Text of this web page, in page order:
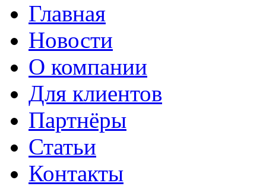
Главная
Новости
О компании
Для клиентов
Партнёры
Статьи
Контакты